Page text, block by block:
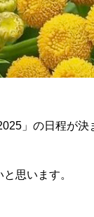
」の日程が決
思います。